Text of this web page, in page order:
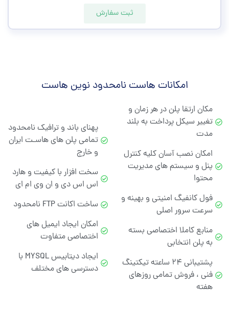
ثبت سفارش
امکانات هاست نامحدود نوین هاست
مکان ارتقا پلن در هر زمان و
تغییر سیکل پرداخت به بلند
مدت
امکان نصب آسان کلیه کنترل
پنل و سیستم های مدیریت
محتوا
فول کانفیگ امنیتی و بهینه و
سرعت سرور اصلی
منابع کاملا اختصاصی بسته
به پلن انتخابی
پشتیبانی ۲۴ ساعته تیکتینگ
فنی ، فروش تمامی روزهای
هفته
پهنای باند و ترافیک نامحدود
تمامی پلن های هاسـت ایران
و خارج
سخت افزار با کیفیت و هارد
اس اس دی و ان وی ام ای
ساخت اکانت FTP نامحدود
امکان ایجاد ایمیل های
اختصاصی متفاوت
ایجاد دیتابیس MYSQL با
دسترسی های مختلف